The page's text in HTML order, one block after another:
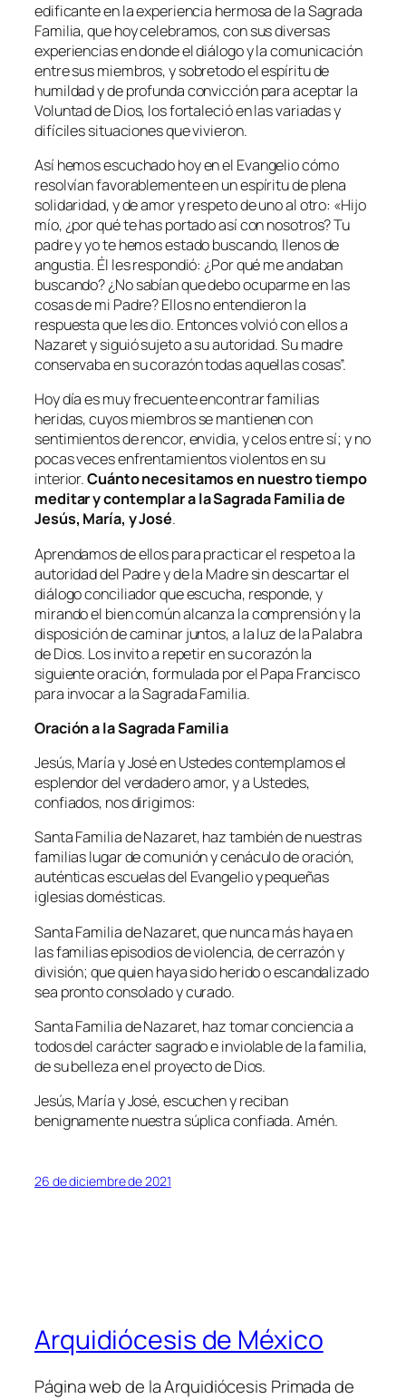
edificante en la experiencia hermosa de la Sagrada
Familia, que hoy celebramos, con sus diversas
experiencias en donde el diálogo y la comunicación
entre sus miembros, y sobretodo el espíritu de
humildad y de profunda convicción para aceptar la
Voluntad de Dios, los fortaleció en las variadas y
difíciles situaciones que vivieron.
Así hemos escuchado hoy en el Evangelio cómo
resolvían favorablemente en un espíritu de plena
solidaridad, y de amor y respeto de uno al otro: «Hijo
mío, ¿por qué te has portado así con nosotros? Tu
padre y yo te hemos estado buscando, llenos de
angustia. Él les respondió: ¿Por qué me andaban
buscando? ¿No sabían que debo ocuparme en las
cosas de mi Padre? Ellos no entendieron la
respuesta que les dio. Entonces volvió con ellos a
Nazaret y siguió sujeto a su autoridad. Su madre
conservaba en su corazón todas aquellas cosas”.
Hoy día es muy frecuente encontrar familias
heridas, cuyos miembros se mantienen con
sentimientos de rencor, envidia, y celos entre sí; y no
pocas veces enfrentamientos violentos en su
interior.Cuánto necesitamos en nuestro tiempo
meditar y contemplar a la Sagrada Familia de
Jesús, María, y José.
Aprendamos de ellos para practicar el respeto a la
autoridad del Padre y de la Madre sin descartar el
diálogo conciliador que escucha, responde, y
mirando el bien común alcanza la comprensión y la
disposición de caminar juntos, a la luz de la Palabra
de Dios. Los invito a repetir en su corazón la
siguiente oración, formulada por el Papa Francisco
para invocar a la Sagrada Familia.
Oración a la Sagrada Familia
Jesús, María y José en Ustedes contemplamos el
esplendor del verdadero amor, y a Ustedes,
confiados, nos dirigimos:
Santa Familia de Nazaret, haz también de nuestras
familias lugar de comunión y cenáculo de oración,
auténticas escuelas del Evangelio y pequeñas
iglesias domésticas.
Santa Familia de Nazaret, que nunca más haya en
las familias episodios de violencia, de cerrazón y
división; que quien haya sido herido o escandalizado
sea pronto consolado y curado.
Santa Familia de Nazaret, haz tomar conciencia a
todos del carácter sagrado e inviolable de la familia,
de su belleza en el proyecto de Dios.
Jesús, María y José, escuchen y reciban
benignamente nuestra súplica confiada. Amén.
26 de diciembre de 2021
Arquidiócesis de México
Página web de la Arquidiócesis Primada de